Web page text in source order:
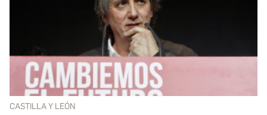
CASTILLA Y LEÓN